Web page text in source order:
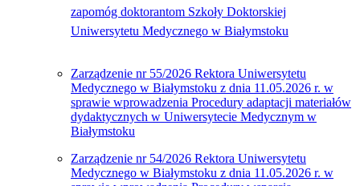
zapomóg doktorantom Szkoły Doktorskiej
Uniwersytetu Medycznego w Białymstoku
Zarządzenie nr 55/2026 Rektora Uniwersytetu
Medycznego w Białymstoku z dnia 11.05.2026 r. w
sprawie wprowadzenia Procedury adaptacji materiałów
dydaktycznych w Uniwersytecie Medycznym w
Białymstoku
Zarządzenie nr 54/2026 Rektora Uniwersytetu
Medycznego w Białymstoku z dnia 11.05.2026 r. w